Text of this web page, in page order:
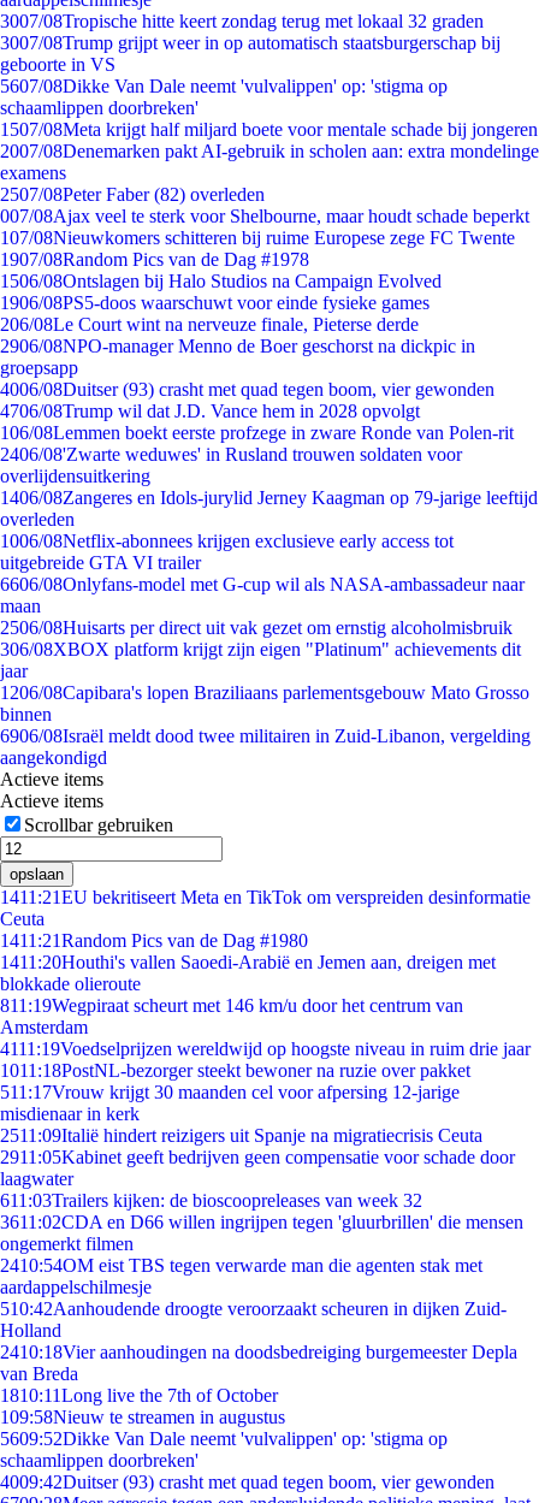
3007/08Tropische hitte keert zondag terug met lokaal 32 graden
3007/08Trump grijpt weer in op automatisch staatsburgerschap bij
geboorte in VS
5607/08Dikke Van Dale neemt 'vulvalippen' op: 'stigma op
schaamlippen doorbreken'
1507/08Meta krijgt half miljard boete voor mentale schade bij jongeren
2007/08Denemarken pakt AI-gebruik in scholen aan: extra mondelinge
examens
2507/08Peter Faber (82) overleden
007/08Ajax veel te sterk voor Shelbourne, maar houdt schade beperkt
107/08Nieuwkomers schitteren bij ruime Europese zege FC Twente
1907/08Random Pics van de Dag #1978
1506/08Ontslagen bij Halo Studios na Campaign Evolved
1906/08PS5-doos waarschuwt voor einde fysieke games
206/08Le Court wint na nerveuze finale, Pieterse derde
2906/08NPO-manager Menno de Boer geschorst na dickpic in
groepsapp
4006/08Duitser (93) crasht met quad tegen boom, vier gewonden
4706/08Trump wil dat J.D. Vance hem in 2028 opvolgt
106/08Lemmen boekt eerste profzege in zware Ronde van Polen-rit
2406/08'Zwarte weduwes' in Rusland trouwen soldaten voor
overlijdensuitkering
1406/08Zangeres en Idols-jurylid Jerney Kaagman op 79-jarige leeftijd
overleden
1006/08Netflix-abonnees krijgen exclusieve early access tot
uitgebreide GTA VI trailer
6606/08Onlyfans-model met G-cup wil als NASA-ambassadeur naar
maan
2506/08Huisarts per direct uit vak gezet om ernstig alcoholmisbruik
306/08XBOX platform krijgt zijn eigen "Platinum" achievements dit
jaar
1206/08Capibara's lopen Braziliaans parlementsgebouw Mato Grosso
binnen
6906/08Israël meldt dood twee militairen in Zuid-Libanon, vergelding
aangekondigd
Actieve items
Actieve items
Scrollbar gebruiken
opslaan
1411:21EU bekritiseert Meta en TikTok om verspreiden desinformatie
Ceuta
1411:21Random Pics van de Dag #1980
1411:20Houthi's vallen Saoedi-Arabië en Jemen aan, dreigen met
blokkade olieroute
811:19Wegpiraat scheurt met 146 km/u door het centrum van
Amsterdam
4111:19Voedselprijzen wereldwijd op hoogste niveau in ruim drie jaar
1011:18PostNL-bezorger steekt bewoner na ruzie over pakket
511:17Vrouw krijgt 30 maanden cel voor afpersing 12-jarige
misdienaar in kerk
2511:09Italië hindert reizigers uit Spanje na migratiecrisis Ceuta
2911:05Kabinet geeft bedrijven geen compensatie voor schade door
laagwater
611:03Trailers kijken: de bioscoopreleases van week 32
3611:02CDA en D66 willen ingrijpen tegen 'gluurbrillen' die mensen
ongemerkt filmen
2410:54OM eist TBS tegen verwarde man die agenten stak met
aardappelschilmesje
510:42Aanhoudende droogte veroorzaakt scheuren in dijken Zuid-
Holland
2410:18Vier aanhoudingen na doodsbedreiging burgemeester Depla
van Breda
1810:11Long live the 7th of October
109:58Nieuw te streamen in augustus
5609:52Dikke Van Dale neemt 'vulvalippen' op: 'stigma op
schaamlippen doorbreken'
4009:42Duitser (93) crasht met quad tegen boom, vier gewonden